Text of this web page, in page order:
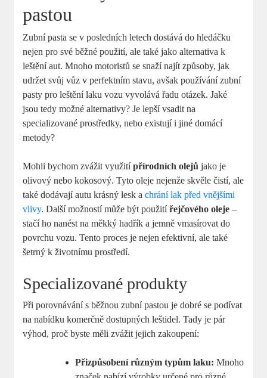
pastou
Zubní pasta se v posledních letech dostává do hledáčku
nejen pro své běžné použití, ale také jako alternativa k
leštění aut. Mnoho motoristů se snaží najít způsoby, jak
udržet svůj vůz v perfektním stavu, avšak používání zubní
pasty pro leštění laku vozu vyvolává řadu otázek. Jaké
jsou tedy možné alternativy? Je lepší vsadit na
specializované prostředky, nebo existují i jiné domácí
metody?
Mohli bychom zvážit využitípřírodních olejů jako je
olivový nebo kokosový. Tyto oleje nejenže skvěle čistí, ale
také dodávají autu krásný lesk achrání lak před vnějšími
vlivy. Další možností může být použitířejčového oleje –
stačí ho nanést na měkký hadřík a jemně vmasírovat do
povrchu vozu. Tento proces je nejen efektivní, ale také
šetrný k životnímu prostředí.
Specializované produkty
Při porovnávání s běžnou zubní pastou je dobré se podívat
na nabídku komerčně dostupných leštidel. Tady je pár
výhod, proč byste měli zvážit jejich zakoupení:
Přizpůsobení různým typům laku: Mnoho